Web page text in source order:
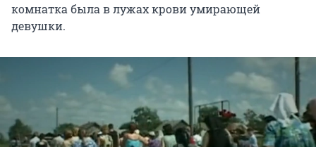
комнатка была в лужах крови умирающей
девушки.